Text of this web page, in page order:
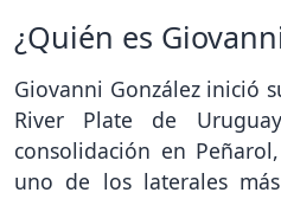
¿Quién es
Giovanni González inició
River Plate de
consolidación en
uno de los laterales